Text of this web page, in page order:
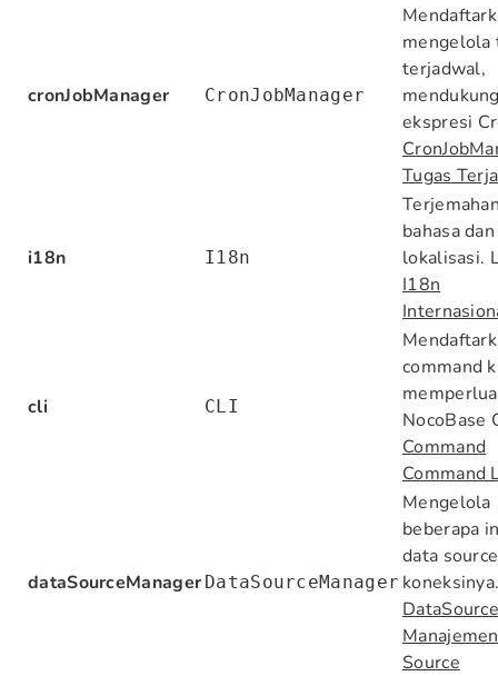
cronJobManager CronJobManager
mengelola
terjadwal,
ekspresi
Tugas
i18n I18n
bahasa dan
lokalisasi.
I18n
cli CLI
command
NocoBase
Command
Command
dataSourceManager DataSourceManager
Mengelola
beberapa
data
Source